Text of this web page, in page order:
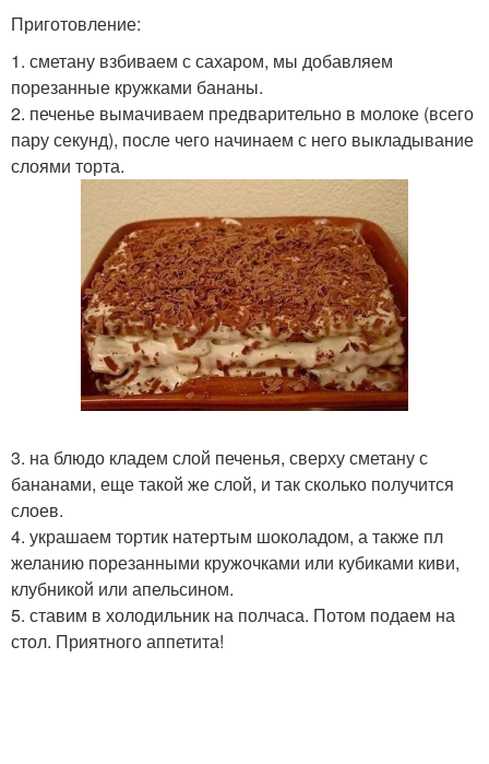
Приготовление:
1. сметану взбиваем с сахаром, мы добавляем
порезанные кружками бананы.
2. печенье вымачиваем предварительно в молоке (всего
пару секунд), после чего начинаем с него выкладывание
слоями торта.
3. на блюдо кладем слой печенья, сверху сметану с
бананами, еще такой же слой, и так сколько получится
слоев.
4. украшаем тортик натертым шоколадом, а также пл
желанию порезанными кружочками или кубиками киви,
клубникой или апельсином.
5. ставим в холодильник на полчаса. Потом подаем на
стол. Приятного аппетита!